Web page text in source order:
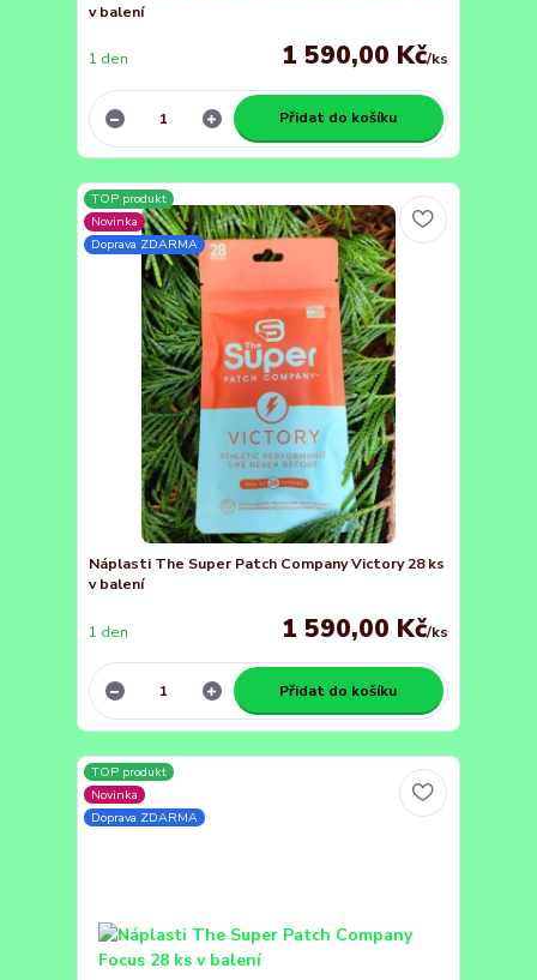
v balení
1 590,00 Kč/ks
1 den
Přidat do košíku
TOP produkt
Novinka
Doprava ZDARMA
Náplasti The Super Patch Company Victory 28 ks
v balení
1 590,00 Kč/ks
1 den
Přidat do košíku
TOP produkt
Novinka
Doprava ZDARMA